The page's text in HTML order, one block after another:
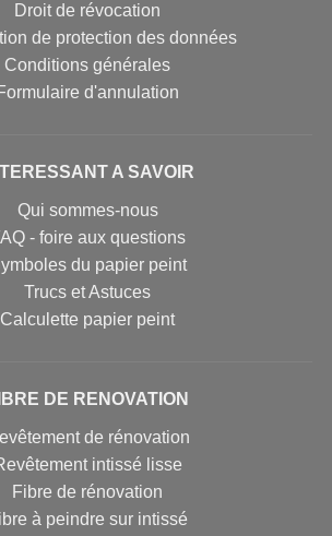
Droit de révocation
de protection des données
Conditions générales
Formulaire d'annulation
A SAVOIR
Qui sommes-nous
- foire aux questions
du papier peint
Trucs et Astuces
Calculette papier peint
DE RENOVATION
de rénovation
intissé lisse
Fibre de rénovation
à peindre sur intissé